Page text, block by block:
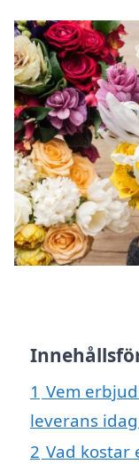
1 Vem
leverans
2 Vad kostar